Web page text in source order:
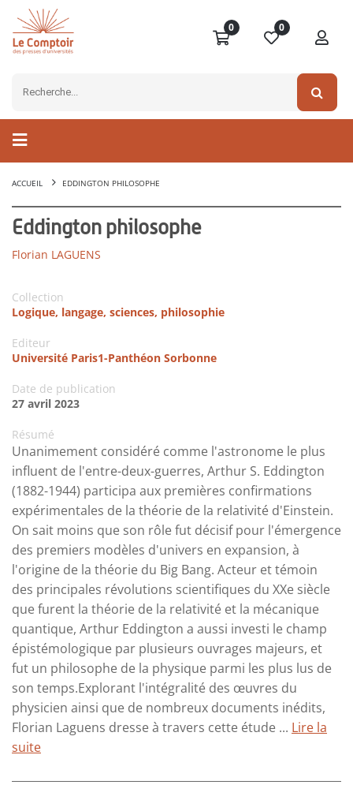
0 0
ACCUEIL EDDINGTON PHILOSOPHE
Eddington philosophe
Florian LAGUENS
Collection
Logique, langage, sciences, philosophie
Editeur
Université Paris1-Panthéon Sorbonne
Date de publication
27 avril 2023
Résumé
Unanimement considéré comme l'astronome le plus
influent de l'entre-deux-guerres, Arthur S. Eddington
(1882-1944) participa aux premières confirmations
expérimentales de la théorie de la relativité d'Einstein.
On sait moins que son rôle fut décisif pour l'émergence
des premiers modèles d'univers en expansion, à
l'origine de la théorie du Big Bang. Acteur et témoin
des principales révolutions scientifiques du XXe siècle
que furent la théorie de la relativité et la mécanique
quantique, Arthur Eddington a aussi investi le champ
épistémologique par plusieurs ouvrages majeurs, et
fut un philosophe de la physique parmi les plus lus de
son temps.Explorant l'intégralité des œuvres du
physicien ainsi que de nombreux documents inédits,
Florian Laguens dresse à travers cette étude ... Lire la
suite